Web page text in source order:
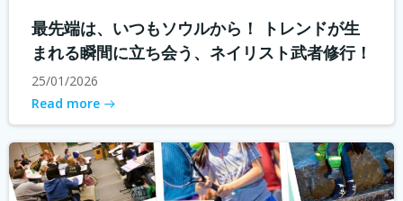
最先端は、いつもソウルから！ トレンドが生
まれる瞬間に立ち会う、ネイリスト武者修行！
25/01/2026
Read more